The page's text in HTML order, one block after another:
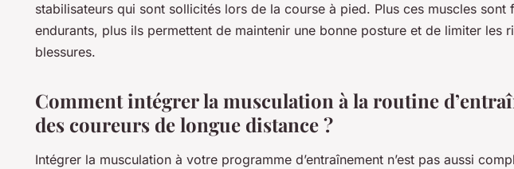
stabilisateurs qui sont sollicités lors de la course à pied. Plus ces muscles sont
endurants, plus ils permettent de maintenir une bonne posture et de limiter les
blessures.
Comment intégrer la musculation à la routine
des coureurs de longue distance ?
Intégrer la musculation à votre programme d’entraînement n’est pas aussi